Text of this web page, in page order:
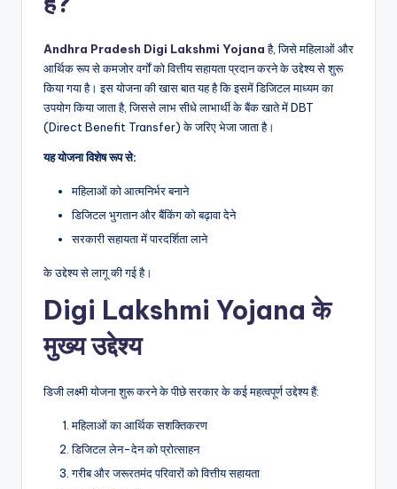
Andhra Pradesh Digi Lakshmi Yojanaहै, जिसे महिलाओं और
आर्थिक रूप से कमजोर वर्गों को वित्तीय सहायता प्रदान करने के उद्देश्य से शुरू
किया गया है। इस योजना की खास बात यह है कि इसमें डिजिटल माध्यम का
उपयोग किया जाता है, जिससे लाभ सीधे लाभार्थी के बैंक खाते में DBT
(Direct Benefit Transfer) के जरिए भेजा जाता है।
यह योजना विशेष रूप से:
महिलाओं को आत्मनिर्भर बनाने
डिजिटल भुगतान और बैंकिंग को बढ़ावा देने
सरकारी सहायता में पारदर्शिता लाने
के उद्देश्य से लागू की गई है।
Digi Lakshmi Yojana के
मुख्य उद्देश्य
डिजी लक्ष्मी योजना शुरू करने के पीछे सरकार के कई महत्वपूर्ण उद्देश्य हैं:
महिलाओं का आर्थिक सशक्तिकरण
डिजिटल लेन-देन को प्रोत्साहन
गरीब और जरूरतमंद परिवारों को वित्तीय सहायता